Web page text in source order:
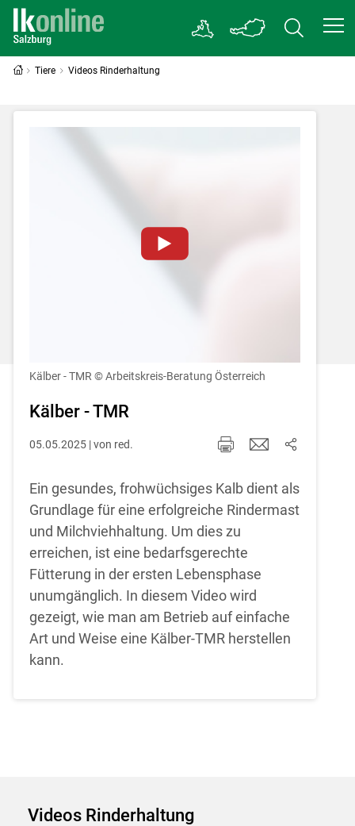
Tiere Videos Rinderhaltung
Einstellungen jederzeit einsehen und
korrigieren
Akzeptieren
Cookies Einstellungen
Kälber - TMR © Arbeitskreis-Beratung Österreich
Kälber - TMR
05.05.2025 | von red.
Ein gesundes, frohwüchsiges Kalb dient als
Grundlage für eine erfolgreiche Rindermast
und Milchviehhaltung. Um dies zu
erreichen, ist eine bedarfsgerechte
Fütterung in der ersten Lebensphase
unumgänglich. In diesem Video wird
gezeigt, wie man am Betrieb auf einfache
Art und Weise eine Kälber-TMR herstellen
kann.
Videos Rinderhaltung